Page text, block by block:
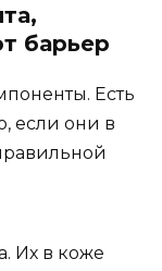
барьер
Есть
если они в
Их в коже